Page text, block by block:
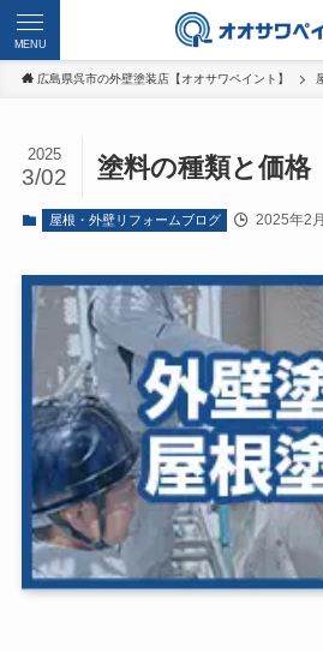
MENU
広島県呉市の外壁塗装店【オオサワペイント】
塗料の種類と価格
2025
3/02
屋根・外壁リフォームブログ 2025年2